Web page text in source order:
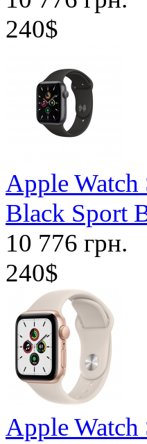
240$
Apple Watch
Black Sport
10 776 грн.
240$
Apple